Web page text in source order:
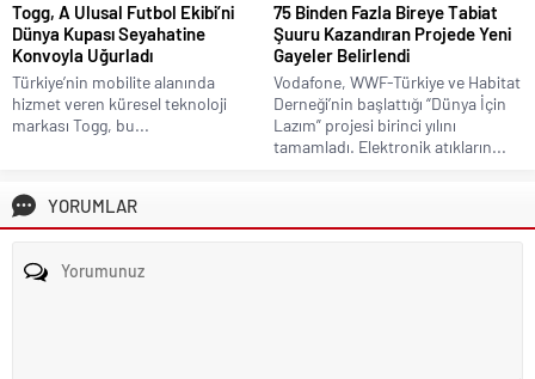
Togg, A Ulusal Futbol Ekibi’ni
Dünya Kupası Seyahatine
Konvoyla Uğurladı
Türkiye’nin mobilite alanında
hizmet veren küresel teknoloji
markası Togg, bu...
75 Binden Fazla Bireye Tabiat
Şuuru Kazandıran Projede Yeni
Gayeler Belirlendi
Vodafone, WWF-Türkiye ve Habitat
Derneği’nin başlattığı “Dünya İçin
Lazım” projesi birinci yılını
tamamladı. Elektronik atıkların...
YORUMLAR